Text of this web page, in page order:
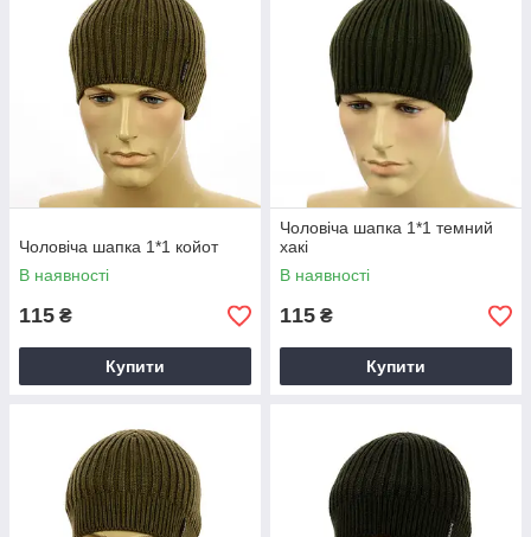
Чоловіча шапка 1*1 койот
В наявності
115 ₴
Купити
Чоловіча шапка 1*1 темний
хакі
В наявності
115 ₴
Купити